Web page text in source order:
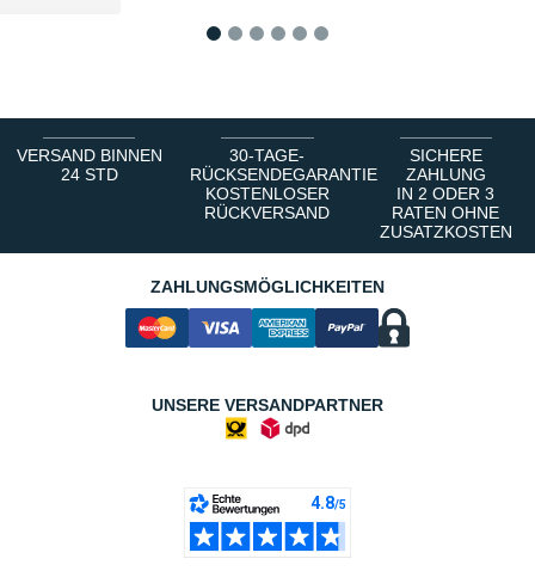
VERSAND BINNEN
24 STD
30-TAGE-
RÜCKSENDEGARANTIE
KOSTENLOSER
RÜCKVERSAND
SICHERE
ZAHLUNG
IN 2 ODER 3
RATEN OHNE
ZUSATZKOSTEN
ZAHLUNGSMÖGLICHKEITEN
UNSERE VERSANDPARTNER